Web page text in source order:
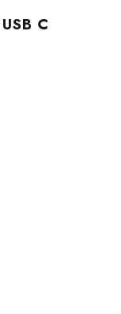
C